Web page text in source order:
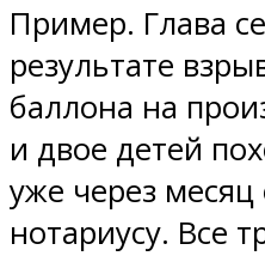
Пример. Глава
результате
баллона на
и двое детей
уже через месяц
нотариусу. Все